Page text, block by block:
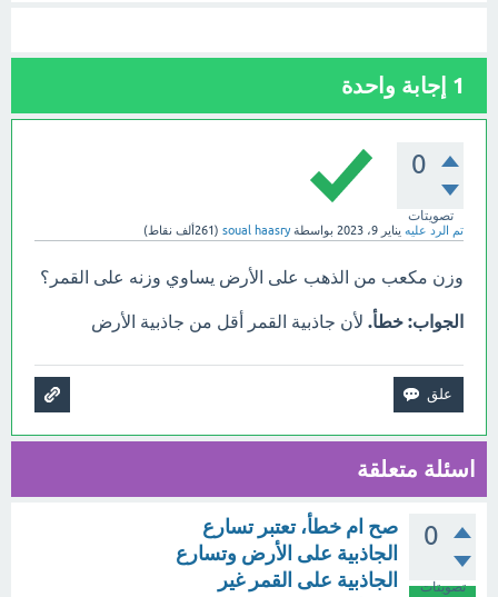
1 إجابة واحدة
0
تصويتات
تم الرد عليه يناير 9، 2023 بواسطةsoual haasry
(261ألف نقاط)
وزن مكعب من الذهب على الأرض يساوي وزنه على القمر؟
الجواب: خطأ. لأن جاذبية القمر أقل من جاذبية الأرض
اسئلة متعلقة
0
تصويتات
صح ام خطأ، تعتبر تسارع
الجاذبية على الأرض وتسارع
الجاذبية على القمر غير